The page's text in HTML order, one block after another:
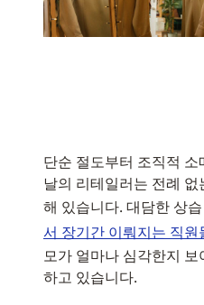
단순 절도부터 조직적 소
날의 리테일러는 전례
해 있습니다. 대담한 상
서 장기간 이뤄지는 직원
모가 얼마나 심각한지
하고 있습니다.